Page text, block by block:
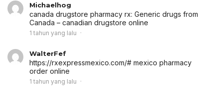
Michaelhog
canada drugstore pharmacy rx: Generic drugs from
Canada – canadian drugstore online
1 tahun yang lalu
WalterFef
https://rxexpressmexico.com/# mexico pharmacy
order online
1 tahun yang lalu